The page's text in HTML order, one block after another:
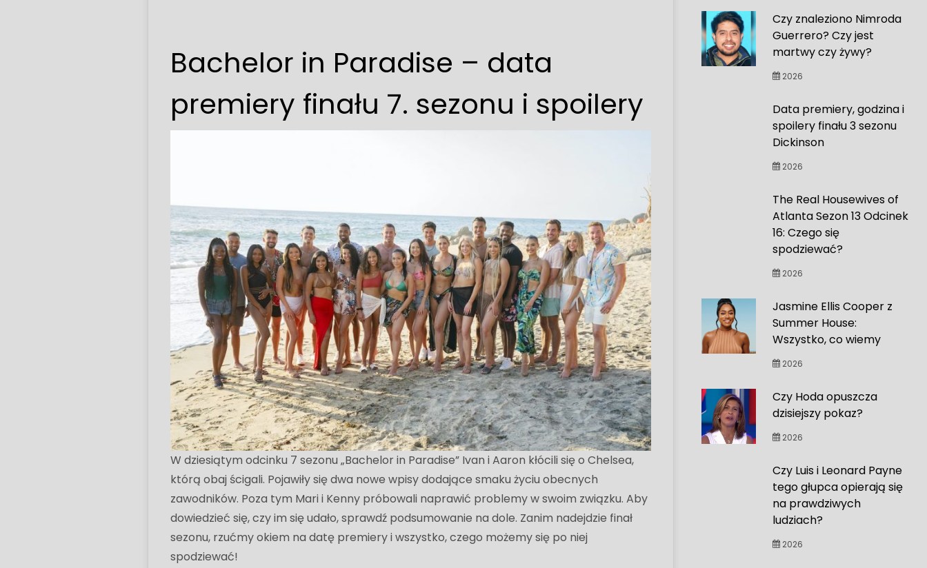
Bachelor in Paradise – data
premiery finału 7. sezonu i spoilery
W dziesiątym odcinku 7 sezonu „Bachelor in Paradise” Ivan i Aaron kłócili się o Chelsea,
którą obaj ścigali. Pojawiły się dwa nowe wpisy dodające smaku życiu obecnych
zawodników. Poza tym Mari i Kenny próbowali naprawić problemy w swoim związku. Aby
dowiedzieć się, czy im się udało, sprawdź podsumowanie na dole. Zanim nadejdzie finał
sezonu, rzućmy okiem na datę premiery i wszystko, czego możemy się po niej
spodziewać!
Czy znaleziono Nimroda
Guerrero? Czy jest
martwy czy żywy?
2026
Data premiery, godzina i
spoilery finału 3 sezonu
Dickinson
2026
The Real Housewives of
Atlanta Sezon 13 Odcinek
16: Czego się
spodziewać?
2026
Jasmine Ellis Cooper z
Summer House:
Wszystko, co wiemy
2026
Czy Hoda opuszcza
dzisiejszy pokaz?
2026
Czy Luis i Leonard Payne
tego głupca opierają się
na prawdziwych
ludziach?
2026